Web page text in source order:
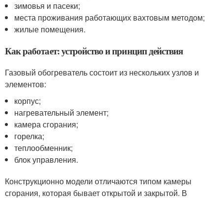
зимовья и пасеки;
места проживания работающих вахтовым методом;
жилые помещения.
Как работает: устройство и принцип действия
Газовый обогреватель состоит из нескольких узлов и
элементов:
корпус;
нагревательный элемент;
камера сгорания;
горелка;
теплообменник;
блок управления.
Конструкционно модели отличаются типом камеры
сгорания, которая бывает открытой и закрытой. В